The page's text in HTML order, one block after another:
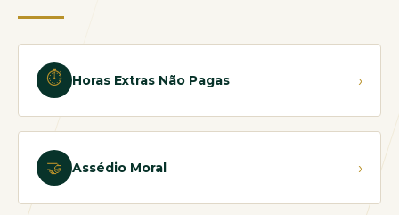
⏱ Horas Extras Não Pagas ›
🤝 Assédio Moral ›